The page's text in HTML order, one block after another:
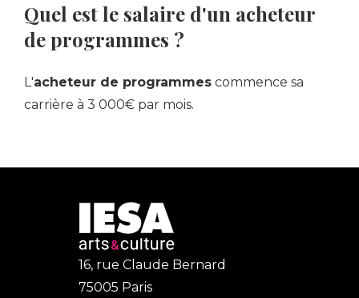
Quel est le salaire d'un acheteur
de programmes ?
L'acheteur de programmes commence sa
carrière à 3 000€ par mois.
16, rue Claude Bernard
75005 Paris